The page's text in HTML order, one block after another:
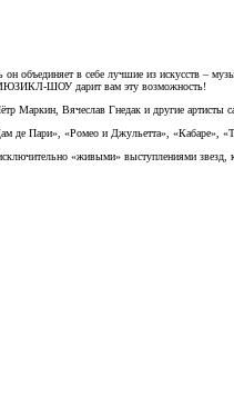
объединяет в себе лучшие из искусств –
ШОУ дарит вам эту возможность!
Маркин, Вячеслав Гнедак и другие артисты
де Пари», «Ромео и Джульетта», «Кабаре»,
«живыми» выступлениями